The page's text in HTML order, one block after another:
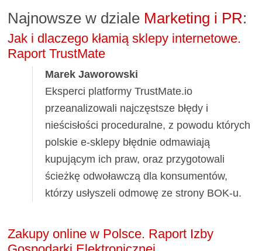
Najnowsze w dziale Marketing i PR:
Jak i dlaczego kłamią sklepy internetowe.
Raport TrustMate
Marek Jaworowski
Eksperci platformy TrustMate.io
przeanalizowali najczęstsze błędy i
nieścisłości proceduralne, z powodu których
polskie e-sklepy błędnie odmawiają
kupującym ich praw, oraz przygotowali
ścieżkę odwoławczą dla konsumentów,
którzy usłyszeli odmowę ze strony BOK-u.
Zakupy online w Polsce. Raport Izby